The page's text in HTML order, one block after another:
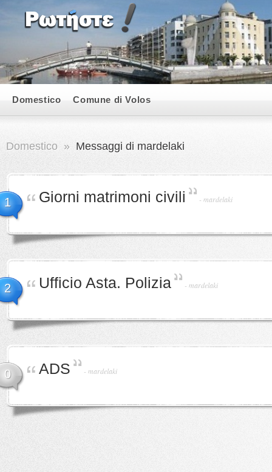
Domestico Comune di Volos
Domestico » Messaggi di mardelaki
1 Giorni matrimoni civili - mardelaki
2 Ufficio Asta. Polizia - mardelaki
0 ADS - mardelaki